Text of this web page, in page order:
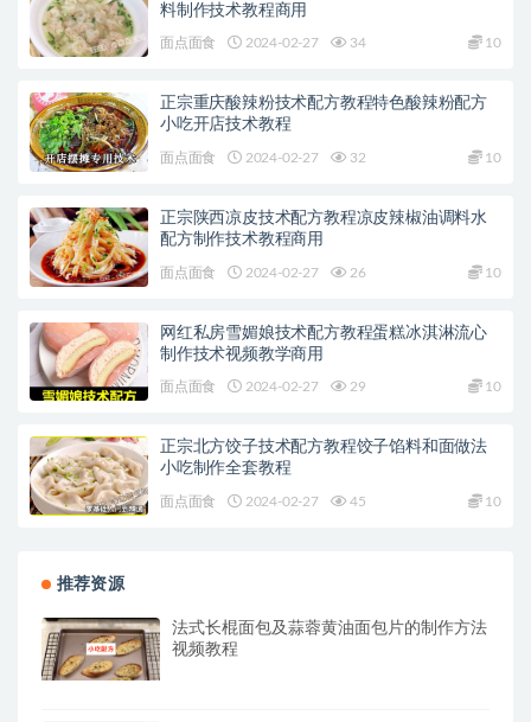
料制作技术教程商用
面点面食 2024-02-27 34 10
正宗重庆酸辣粉技术配方教程特色酸辣粉配方
小吃开店技术教程
面点面食 2024-02-27 32 10
正宗陕西凉皮技术配方教程凉皮辣椒油调料水
配方制作技术教程商用
面点面食 2024-02-27 26 10
网红私房雪媚娘技术配方教程蛋糕冰淇淋流心
制作技术视频教学商用
面点面食 2024-02-27 29 10
正宗北方饺子技术配方教程饺子馅料和面做法
小吃制作全套教程
面点面食 2024-02-27 45 10
推荐资源
法式长棍面包及蒜蓉黄油面包片的制作方法
视频教程